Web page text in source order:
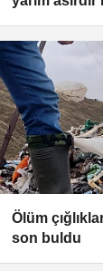
Ölüm
son buldu